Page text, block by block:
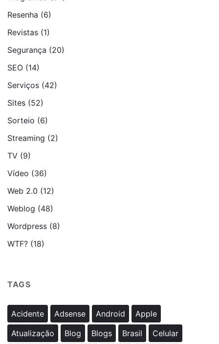
Resenha (6)
Revistas (1)
Segurança (20)
SEO (14)
Serviços (42)
Sites (52)
Sorteio (6)
Streaming (2)
TV (9)
Vídeo (36)
Web 2.0 (12)
Weblog (48)
Wordpress (8)
WTF? (18)
TAGS
Acidente Adsense Android
Apple
Atualização
Blog Blogs Brasil
Celular